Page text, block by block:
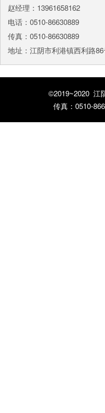
赵经理：13961658162
电话：0510-86630889
传真：0510-86630889
地址：江阴市利港镇西利路
©2019~2020 江
传真：0510-